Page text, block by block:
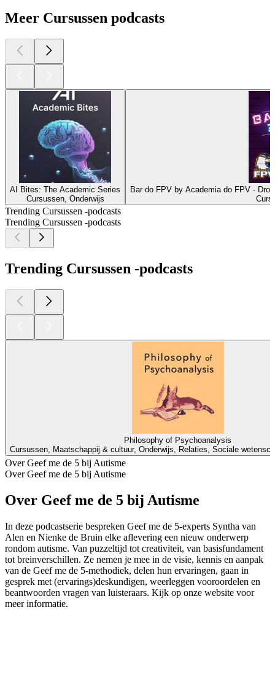
Meer Cursussen podcasts
AI Bites: The Academic Series
Cursussen, Onderwijs
Bar do FPV by Academia do FPV -
Trending Cursussen -podcasts
Trending Cursussen -podcasts
Trending Cursussen -podcasts
Philosophy of Psychoanalysis
Cursussen, Maatschappij & cultuur, Onderwijs, Relaties, Sociale
Over Geef me de 5 bij Autisme
Over Geef me de 5 bij Autisme
Over Geef me de 5 bij Autisme
In deze podcastserie bespreken Geef me de 5-experts Syntha van
Alen en Nienke de Bruin elke aflevering een nieuw onderwerp
rondom autisme. Van puzzeltijd tot creativiteit, van basisfundament
tot breinverschillen. Ze nemen je mee in de visie, kennis en aanpak
van de Geef me de 5-methodiek, delen hun ervaringen, gaan in
gesprek met (ervarings)deskundigen, weerleggen vooroordelen en
beantwoorden vragen van luisteraars. Kijk op onze website voor
meer informatie.